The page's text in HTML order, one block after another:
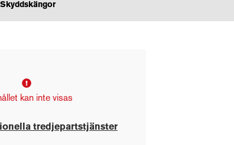
kan inte visas
tredjepartstjänster